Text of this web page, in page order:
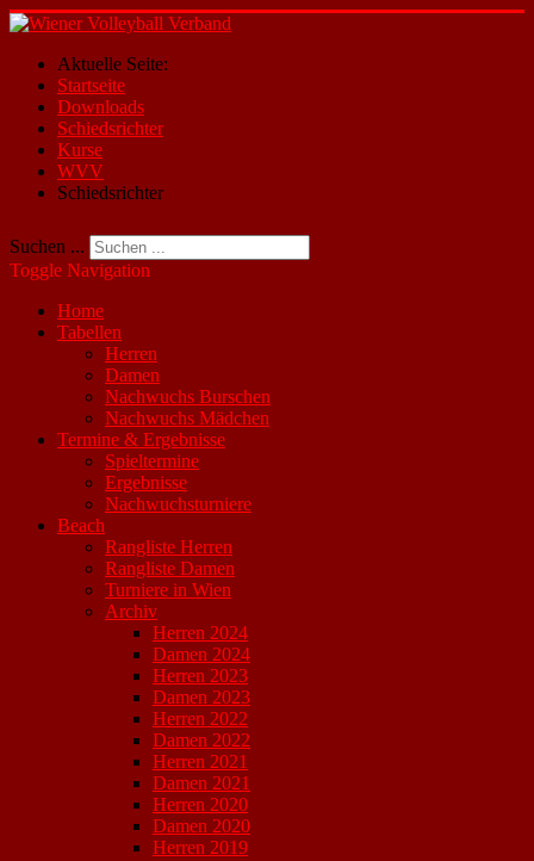
Aktuelle Seite:
Startseite
Downloads
Schiedsrichter
Kurse
WVV
Schiedsrichter
Suchen ...
Toggle Navigation
Home
Tabellen
Herren
Damen
Nachwuchs Burschen
Nachwuchs Mädchen
Termine & Ergebnisse
Spieltermine
Ergebnisse
Nachwuchsturniere
Beach
Rangliste Herren
Rangliste Damen
Turniere in Wien
Archiv
Herren 2024
Damen 2024
Herren 2023
Damen 2023
Herren 2022
Damen 2022
Herren 2021
Damen 2021
Herren 2020
Damen 2020
Herren 2019